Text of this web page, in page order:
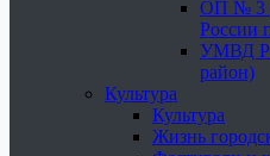
ОП № 3
России
УМВД
район)
Культура
Культура
Жизнь